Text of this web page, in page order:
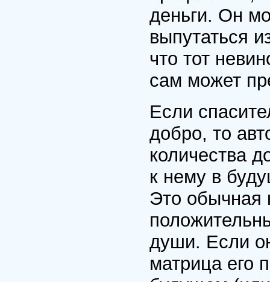
деньги. Он
выпутаться
что тот
сам может
Если
добро, то
количества
к нему в
Это обычная
души. Если
матрица его